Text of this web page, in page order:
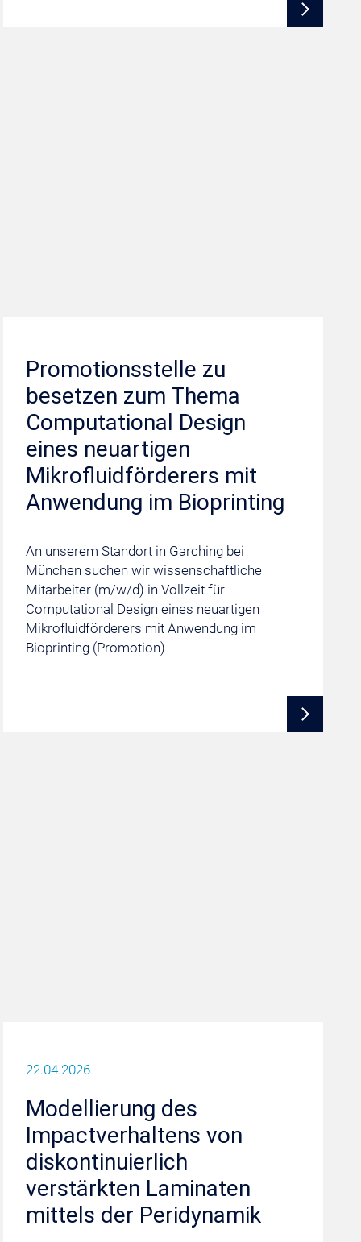
Promotionsstelle zu
besetzen zum Thema
Computational Design
eines neuartigen
Mikrofluidförderers mit
Anwendung im Bioprinting
An unserem Standort in Garching bei
München suchen wir wissenschaftliche
Mitarbeiter (m/w/d) in Vollzeit für
Computational Design eines neuartigen
Mikrofluidförderers mit Anwendung im
Bioprinting (Promotion)
22.04.2026
Modellierung des
Impactverhaltens von
diskontinuierlich
verstärkten Laminaten
mittels der Peridynamik